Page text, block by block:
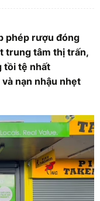
phép rượu đóng
trung tâm thị trấn,
tồi tệ nhất
nạn nhậu nhẹt